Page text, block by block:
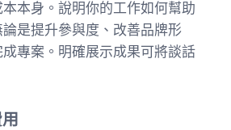
本身。說明你的工作如何幫助
是提升參與度、改善品牌形
專案。明確展示成果可將談話